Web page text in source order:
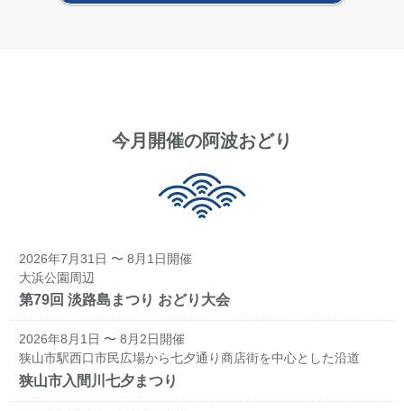
今月開催の阿波おどり
2026年7月31日 〜 8月1日開催
大浜公園周辺
第79回 淡路島まつり おどり大会
2026年8月1日 〜 8月2日開催
狭山市駅西口市民広場から七夕通り商店街を中心とした沿道
狭山市入間川七夕まつり